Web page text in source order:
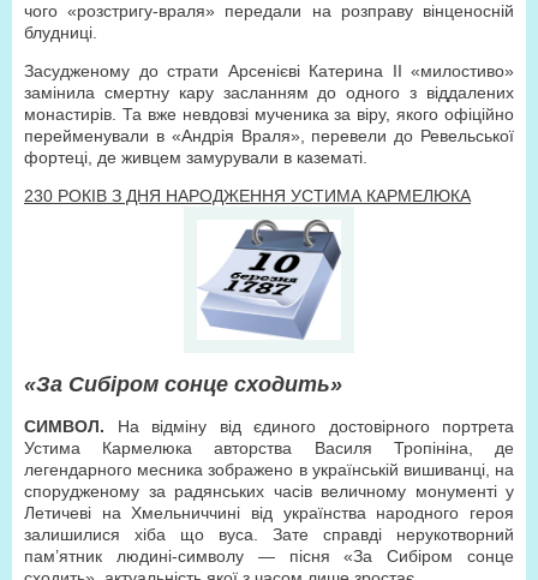
чого «розстригу-враля» передали на розправу вінценосній
блудниці.
Засудженому до страти Арсенієві Катерина ІІ «милостиво»
замінила смертну кару засланням до одного з віддалених
монастирів. Та вже невдовзі мученика за віру, якого офіційно
перейменували в «Андрія Враля», перевели до Ревельської
фортеці, де живцем замурували в казематі.
230 РОКІВ З ДНЯ НАРОДЖЕННЯ УСТИМА КАРМЕЛЮКА
«За Сибіром сонце сходить»
СИМВОЛ. На відміну від єдиного достовірного портрета
Устима Кармелюка авторства Василя Тропініна, де
легендарного месника зображено в українській вишиванці, на
спорудженому за радянських часів величному монументі у
Летичеві на Хмельниччині від українства народного героя
залишилися хіба що вуса. Зате справді нерукотворний
пам’ятник людині-символу — пісня «За Сибіром сонце